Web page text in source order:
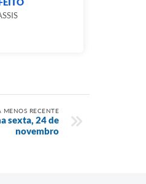
MENOS RECENTE
sexta, 24 de
novembro